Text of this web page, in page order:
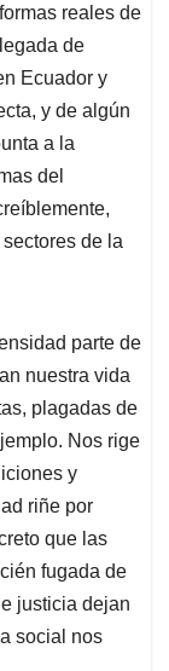
reales de
de
Ecuador y
y de algún
a la
del
de la
parte de
nuestra vida
plagadas de
Nos rige
y
riñe por
que las
fugada de
justicia dejan
social nos